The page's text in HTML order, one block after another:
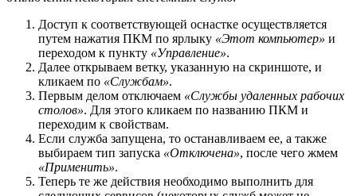
Доступ к соответствующей оснастке осуществляется
путем нажатия ПКМ по ярлыку «Этот компьютер» и
переходом к пункту «Управление».
Далее открываем ветку, указанную на скриншоте, и
кликаем по «Службам».
Первым делом отключаем «Службы удаленных рабочих
столов». Для этого кликаем по названию ПКМ и
переходим к свойствам.
Если служба запущена, то останавливаем ее, а также
выбираем тип запуска «Отключена», после чего жмем
«Применить».
Теперь те же действия необходимо выполнить для